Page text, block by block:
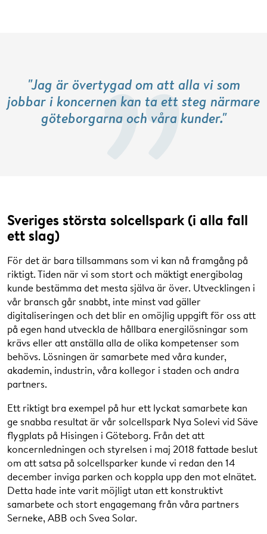
"Jag är övertygad om att alla vi som
jobbar i koncernen kan ta ett steg närmare
göteborgarna och våra kunder."
Sveriges största solcellspark (i alla fall
ett slag)
För det är bara tillsammans som vi kan nå framgång på
riktigt. Tiden när vi som stort och mäktigt energibolag
kunde bestämma det mesta själva är över. Utvecklingen i
vår bransch går snabbt, inte minst vad gäller
digitaliseringen och det blir en omöjlig uppgift för oss att
på egen hand utveckla de hållbara energilösningar som
krävs eller att anställa alla de olika kompetenser som
behövs. Lösningen är samarbete med våra kunder,
akademin, industrin, våra kollegor i staden och andra
partners.
Ett riktigt bra exempel på hur ett lyckat samarbete kan
ge snabba resultat är vår solcellspark Nya Solevi vid Säve
flygplats på Hisingen i Göteborg. Från det att
koncernledningen och styrelsen i maj 2018 fattade beslut
om att satsa på solcellsparker kunde vi redan den 14
december inviga parken och koppla upp den mot elnätet.
Detta hade inte varit möjligt utan ett konstruktivt
samarbete och stort engagemang från våra partners
Serneke, ABB och Svea Solar.